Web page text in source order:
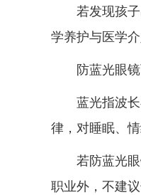
若发现孩
学养护与医学
防蓝光眼
蓝光指波
律，对睡眠、
若防蓝光
职业外，不建议